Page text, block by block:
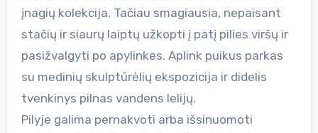
įnagių kolekcija. Tačiau smagiausia, nepaisant
stačių ir siaurų laiptų užkopti į patį pilies viršų ir
pasižvalgyti po apylinkes. Aplink puikus parkas
su medinių skulptūrėlių ekspozicija ir didelis
tvenkinys pilnas vandens lelijų.
Pilyje galima pernakvoti arba išsinuomoti